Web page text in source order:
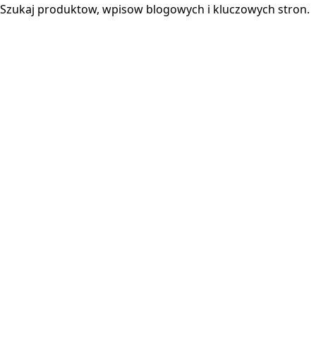
Szukaj produktow, wpisow blogowych i kluczowych stron.